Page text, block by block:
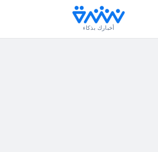
أخبارك بذكاء